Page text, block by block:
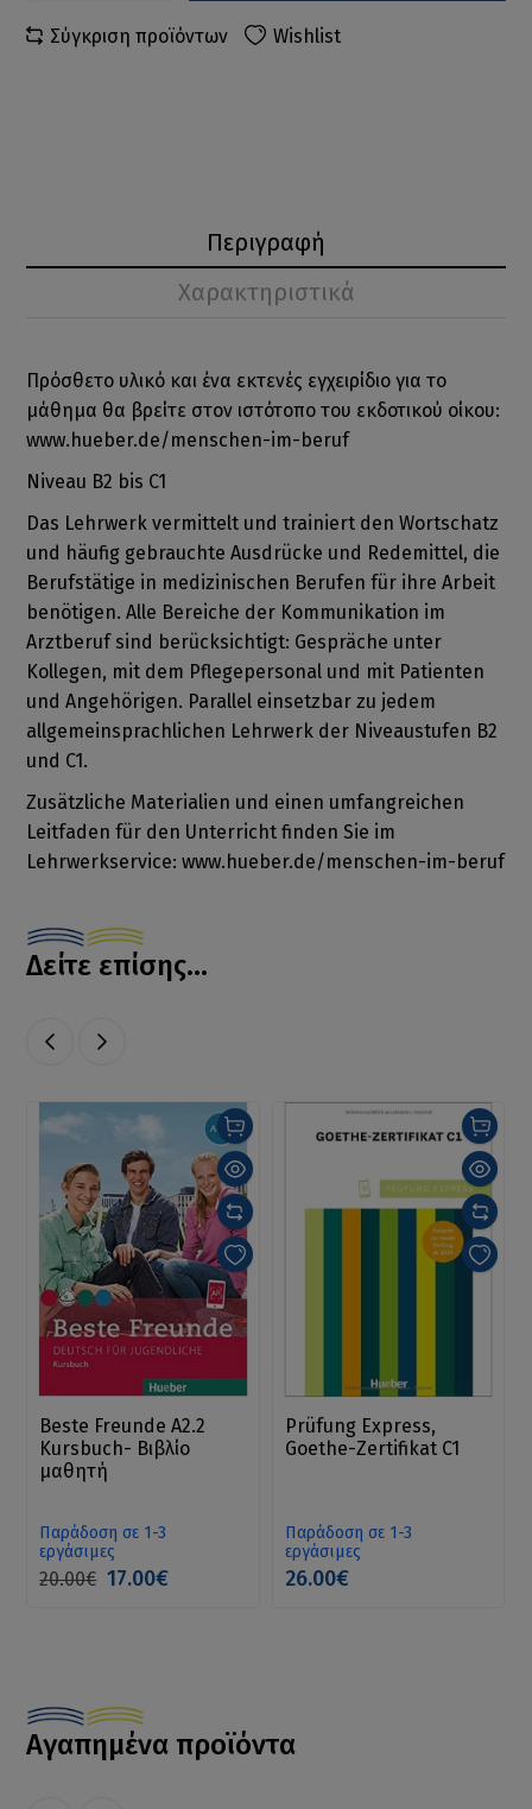
Σύγκριση προϊόντων Wishlist
Περιγραφή
Χαρακτηριστικά
Πρόσθετο υλικό και ένα εκτενές εγχειρίδιο για το
μάθημα θα βρείτε στον ιστότοπο του εκδοτικού οίκου:
www.hueber.de/menschen-im-beruf
Niveau B2 bis C1
Das Lehrwerk vermittelt und trainiert den Wortschatz
und häufig gebrauchte Ausdrücke und Redemittel, die
Berufstätige in medizinischen Berufen für ihre Arbeit
benötigen. Alle Bereiche der Kommunikation im
Arztberuf sind berücksichtigt: Gespräche unter
Kollegen, mit dem Pflegepersonal und mit Patienten
und Angehörigen. Parallel einsetzbar zu jedem
allgemeinsprachlichen Lehrwerk der Niveaustufen B2
und C1.
Zusätzliche Materialien und einen umfangreichen
Leitfaden für den Unterricht finden Sie im
Lehrwerkservice: www.hueber.de/menschen-im-beruf
Δείτε επίσης...
Beste Freunde A2.2
Kursbuch- Βιβλίο
μαθητή
Παράδοση σε 1-3
εργάσιμες
20.00€ 17.00€
Prüfung Express,
Goethe-Zertifikat C1
Παράδοση σε 1-3
εργάσιμες
26.00€
Αγαπημένα προϊόντα